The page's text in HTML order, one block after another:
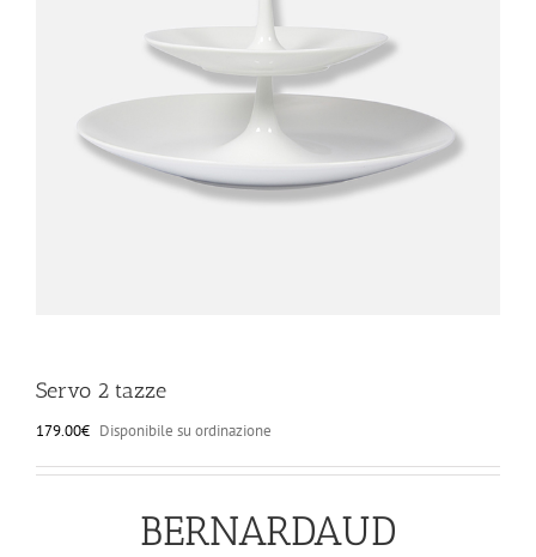
ILLUMINAZIONE
FUORI PRODUZIONE
Servo 2 tazze
179.00€ Disponibile su ordinazione
BERNARDAUD